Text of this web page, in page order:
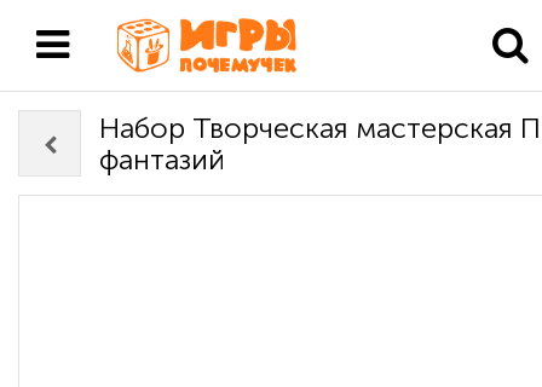
Набор Творческая мастерская
фантазий